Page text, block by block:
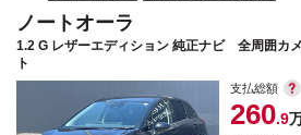
ノートオーラ
1.2 G レザーエディション 純正ナビ 全周囲カ
ト
支払総額
260.9